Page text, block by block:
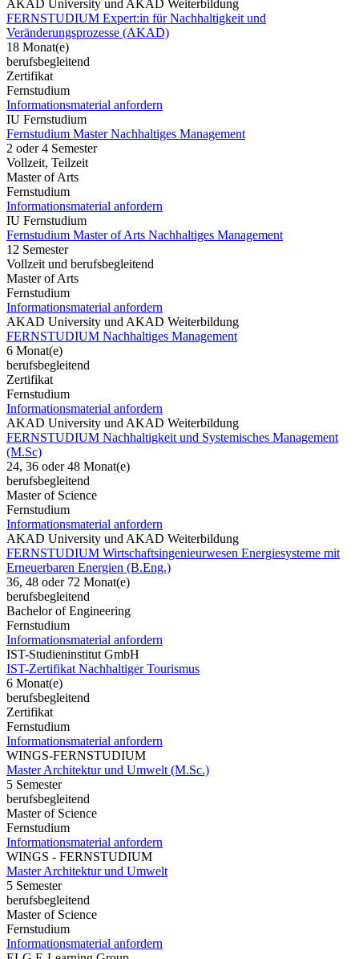
AKAD University und AKAD Weiterbildung
FERNSTUDIUM Expert:in für Nachhaltigkeit und
Veränderungsprozesse (AKAD)
18 Monat(e)
berufsbegleitend
Zertifikat
Fernstudium
Informationsmaterial anfordern
IU Fernstudium
Fernstudium Master Nachhaltiges Management
2 oder 4 Semester
Vollzeit, Teilzeit
Master of Arts
Fernstudium
Informationsmaterial anfordern
IU Fernstudium
Fernstudium Master of Arts Nachhaltiges Management
12 Semester
Vollzeit und berufsbegleitend
Master of Arts
Fernstudium
Informationsmaterial anfordern
AKAD University und AKAD Weiterbildung
FERNSTUDIUM Nachhaltiges Management
6 Monat(e)
berufsbegleitend
Zertifikat
Fernstudium
Informationsmaterial anfordern
AKAD University und AKAD Weiterbildung
FERNSTUDIUM Nachhaltigkeit und Systemisches Management
(M.Sc)
24, 36 oder 48 Monat(e)
berufsbegleitend
Master of Science
Fernstudium
Informationsmaterial anfordern
AKAD University und AKAD Weiterbildung
FERNSTUDIUM Wirtschaftsingenieurwesen Energiesysteme mit
Erneuerbaren Energien (B.Eng.)
36, 48 oder 72 Monat(e)
berufsbegleitend
Bachelor of Engineering
Fernstudium
Informationsmaterial anfordern
IST-Studieninstitut GmbH
IST-Zertifikat Nachhaltiger Tourismus
6 Monat(e)
berufsbegleitend
Zertifikat
Fernstudium
Informationsmaterial anfordern
WINGS-FERNSTUDIUM
Master Architektur und Umwelt (M.Sc.)
5 Semester
berufsbegleitend
Master of Science
Fernstudium
Informationsmaterial anfordern
WINGS - FERNSTUDIUM
Master Architektur und Umwelt
5 Semester
berufsbegleitend
Master of Science
Fernstudium
Informationsmaterial anfordern